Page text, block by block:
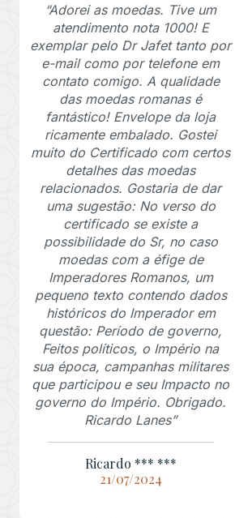
“Adorei as moedas. Tive um
atendimento nota 1000! E
exemplar pelo Dr Jafet tanto por
e-mail como por telefone em
contato comigo. A qualidade
das moedas romanas é
fantástico! Envelope da loja
ricamente embalado. Gostei
muito do Certificado com certos
detalhes das moedas
relacionados. Gostaria de dar
uma sugestão: No verso do
certificado se existe a
possibilidade do Sr, no caso
moedas com a éfige de
Imperadores Romanos, um
pequeno texto contendo dados
históricos do Imperador em
questão: Período de governo,
Feitos políticos, o Império na
sua época, campanhas militares
que participou e seu Impacto no
governo do Império. Obrigado.
Ricardo Lanes”
Ricardo *** ***
21/07/2024